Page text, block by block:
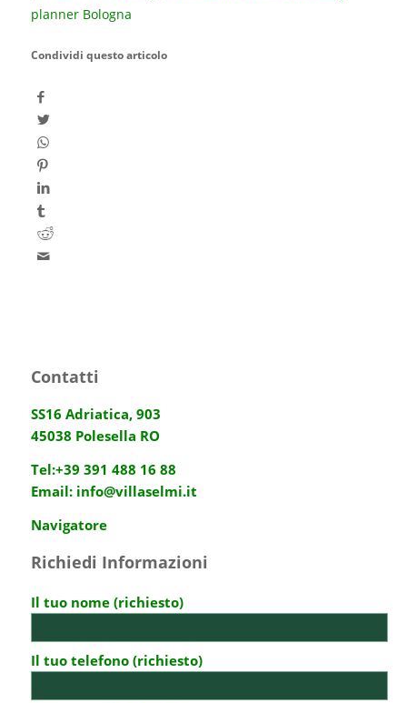
planner Bologna
Condividi questo articolo
Contatti
SS16 Adriatica, 903
45038 Polesella RO
Tel:+39 391 488 16 88
Email: info@villaselmi.it
Navigatore
Richiedi Informazioni
Il tuo nome (richiesto)
Il tuo telefono (richiesto)